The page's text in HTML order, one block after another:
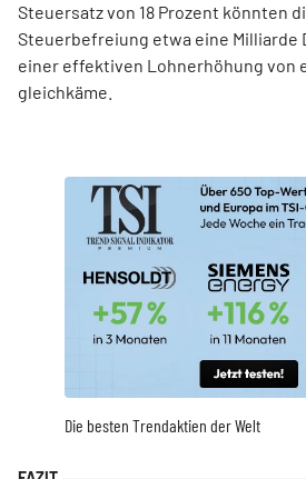
Steuersatz von 18 Prozent könnten
Steuerbefreiung etwa eine Milliarde
einer effektiven Lohnerhöhung von
gleichkäme.
Die besten Trendaktien der Welt